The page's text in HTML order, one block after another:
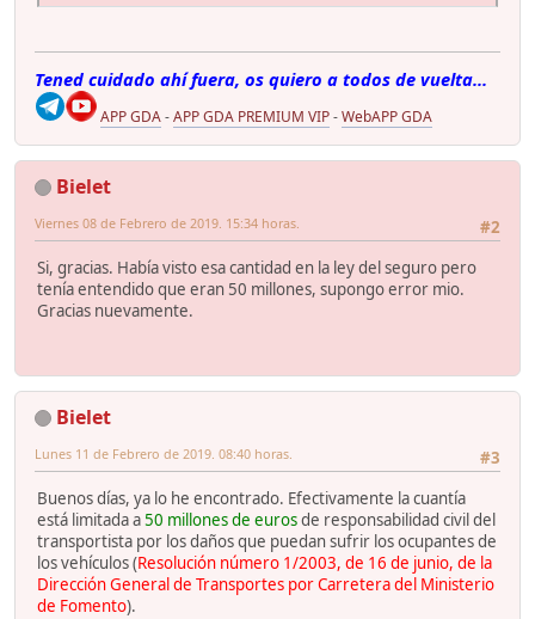
Tened cuidado ahí fuera, os quiero a todos de vuelta...
APP GDA-APP GDA PREMIUM VIP-WebAPP GDA
Bielet
#2
Viernes 08 de Febrero de 2019. 15:34 horas.
Si, gracias. Había visto esa cantidad en la ley del seguro pero
tenía entendido que eran 50 millones, supongo error mio.
Gracias nuevamente.
Bielet
#3
Lunes 11 de Febrero de 2019. 08:40 horas.
Buenos días, ya lo he encontrado. Efectivamente la cuantía
está limitada a50 millones de eurosde responsabilidad civil del
transportista por los daños que puedan sufrir los ocupantes de
los vehículos (Resolución número 1/2003, de 16 de junio, de la
Dirección General de Transportes por Carretera del Ministerio
de Fomento).